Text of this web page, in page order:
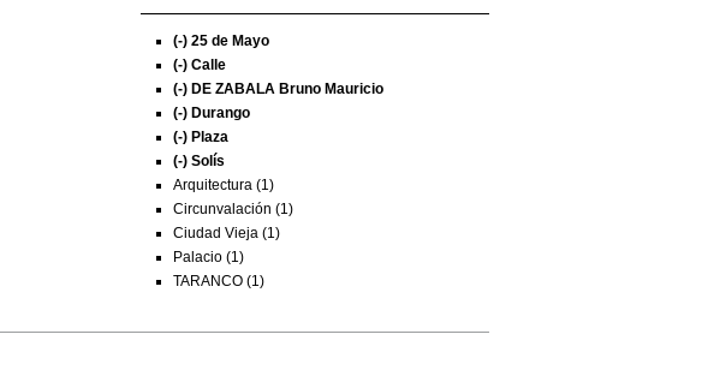
(-) 25 de Mayo
(-) Calle
(-) DE ZABALA Bruno Mauricio
(-) Durango
(-) Plaza
(-) Solís
Arquitectura (1)
Circunvalación (1)
Ciudad Vieja (1)
Palacio (1)
TARANCO (1)